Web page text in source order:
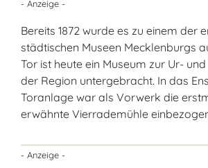
- Anzeige -
Bereits 1872 wurde es zu einem der
städtischen Museen Mecklenburgs
Tor ist heute ein Museum zur Ur-
der Region untergebracht. In das
Toranlage war als Vorwerk die
erwähnte Vierrademühle
- Anzeige -